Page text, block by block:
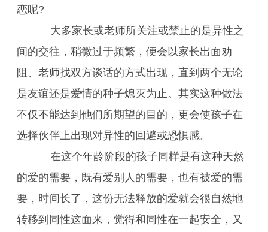
恋呢?
大多家长或老师所关注或禁止的是异性之
间的交往，稍微过于频繁，便会以家长出面劝
阻、老师找双方谈话的方式出现，直到两个无论
是友谊还是爱情的种子熄灭为止。其实这种做法
不仅不能达到他们所期望的目的，更会使孩子在
选择伙伴上出现对异性的回避或恐惧感。
在这个年龄阶段的孩子同样是有这种天然
的爱的需要，既有爱别人的需要，也有被爱的需
要，时间长了，这份无法释放的爱就会很自然地
转移到同性这面来，觉得和同性在一起安全，又